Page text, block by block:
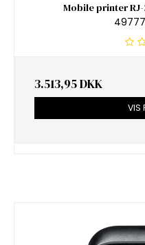
Mobile printer
3.513,95 DKK
VIS